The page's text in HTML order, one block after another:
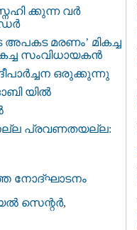
ക്കുന്ന വര്‍
മരണം’ മികച്ച
സംവിധായകന്‍
ഒരുക്കുന്നു
യിൽ
നല്ല പ്രവണതയല്ല:
നോദ്ഘാടനം
സെന്റര്‍,